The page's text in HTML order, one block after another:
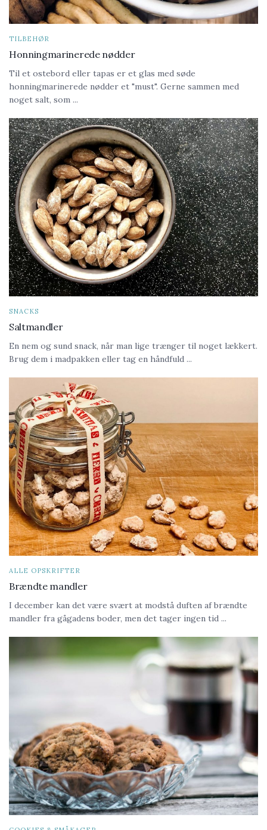
TILBEHØR
Honningmarinerede nødder
Til et ostebord eller tapas er et glas med søde
honningmarinerede nødder et "must". Gerne sammen med
noget salt, som ...
SNACKS
Saltmandler
En nem og sund snack, når man lige trænger til noget lækkert.
Brug dem i madpakken eller tag en håndfuld ...
ALLE OPSKRIFTER
Brændte mandler
I december kan det være svært at modstå duften af brændte
mandler fra gågadens boder, men det tager ingen tid ...